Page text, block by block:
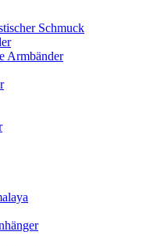
Schmuck
Armbänder